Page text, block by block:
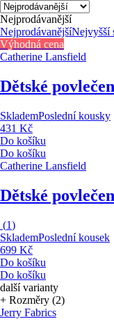
Nejprodávanější
NejprodávanějšíNejvyšší
Výhodná cena
Catherine Lansfield
Dětské
SklademPoslední kousky
431 Kč
Do košíku
Do košíku
Catherine Lansfield
Dětské
(1)
SklademPoslední kousek
699 Kč
Do košíku
Do košíku
další varianty
+ Rozměry (2)
Jerry Fabrics